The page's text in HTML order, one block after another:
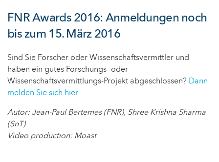
FNR Awards 2016: Anmeldungen noch
bis zum 15. März 2016
Sind Sie Forscher oder Wissenschaftsvermittler und
haben ein gutes Forschungs- oder
Wissenschaftsvermittlungs-Projekt abgeschlossen? Dann
melden Sie sich hier.
Autor: Jean-Paul Bertemes (FNR), Shree Krishna Sharma
(SnT)
Video production: Moast